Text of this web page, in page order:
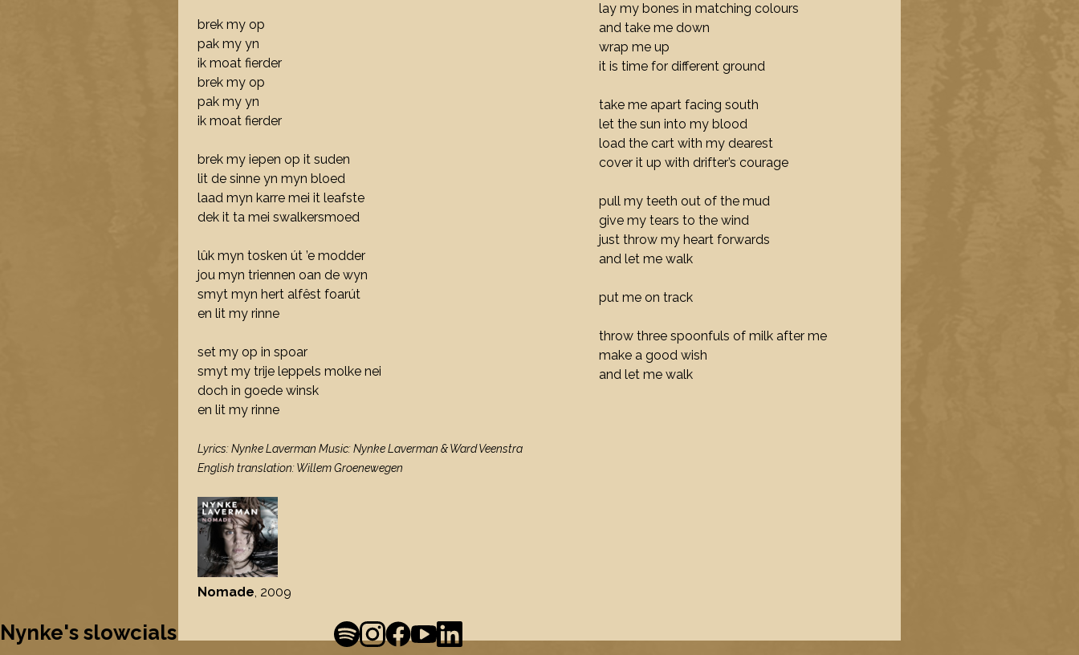
brek my op
pak my yn
ik moat fierder
brek my op
pak my yn
ik moat fierder
brek my iepen op it suden
lit de sinne yn myn bloed
laad myn karre mei it leafste
dek it ta mei swalkersmoed
lûk myn tosken út ’e modder
jou myn triennen oan de wyn
smyt myn hert alfêst foarút
en lit my rinne
set my op in spoar
smyt my trije leppels molke nei
doch in goede winsk
en lit my rinne
Lyrics: Nynke Laverman Music: Nynke Laverman & Ward Veenstra
English translation: Willem Groenewegen
Nomade, 2009
lay my bones in matching colours
and take me down
wrap me up
it is time for different ground
take me apart facing south
let the sun into my blood
load the cart with my dearest
cover it up with drifter’s courage
pull my teeth out of the mud
give my tears to the wind
just throw my heart forwards
and let me walk
put me on track
throw three spoonfuls of milk after me
make a good wish
and let me walk
Nynke's slowcials